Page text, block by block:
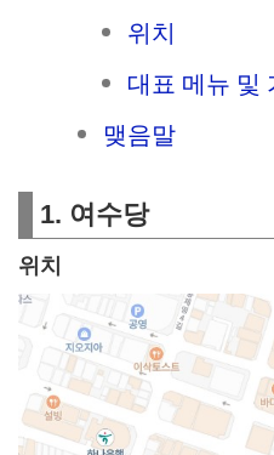
위치
대표 메뉴 및
맺음말
1. 여수당
위치